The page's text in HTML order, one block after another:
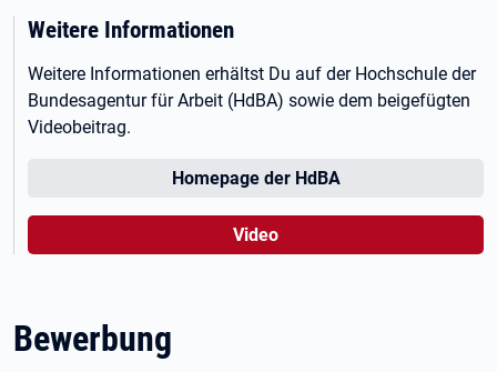
Weitere Informationen
Weitere Informationen erhältst Du auf der Hochschule der
Bundesagentur für Arbeit (HdBA) sowie dem beigefügten
Videobeitrag.
Homepage der HdBA
Video
Bewerbung